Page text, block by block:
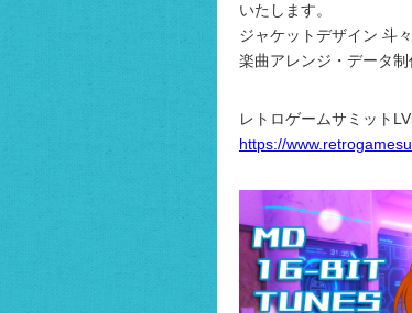
いたします。
ジャケットデザイン 斗
楽曲アレンジ・データ
レトロゲームサミット
https://